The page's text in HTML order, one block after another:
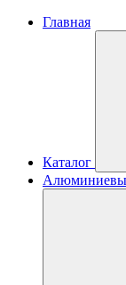
Главная
Каталог